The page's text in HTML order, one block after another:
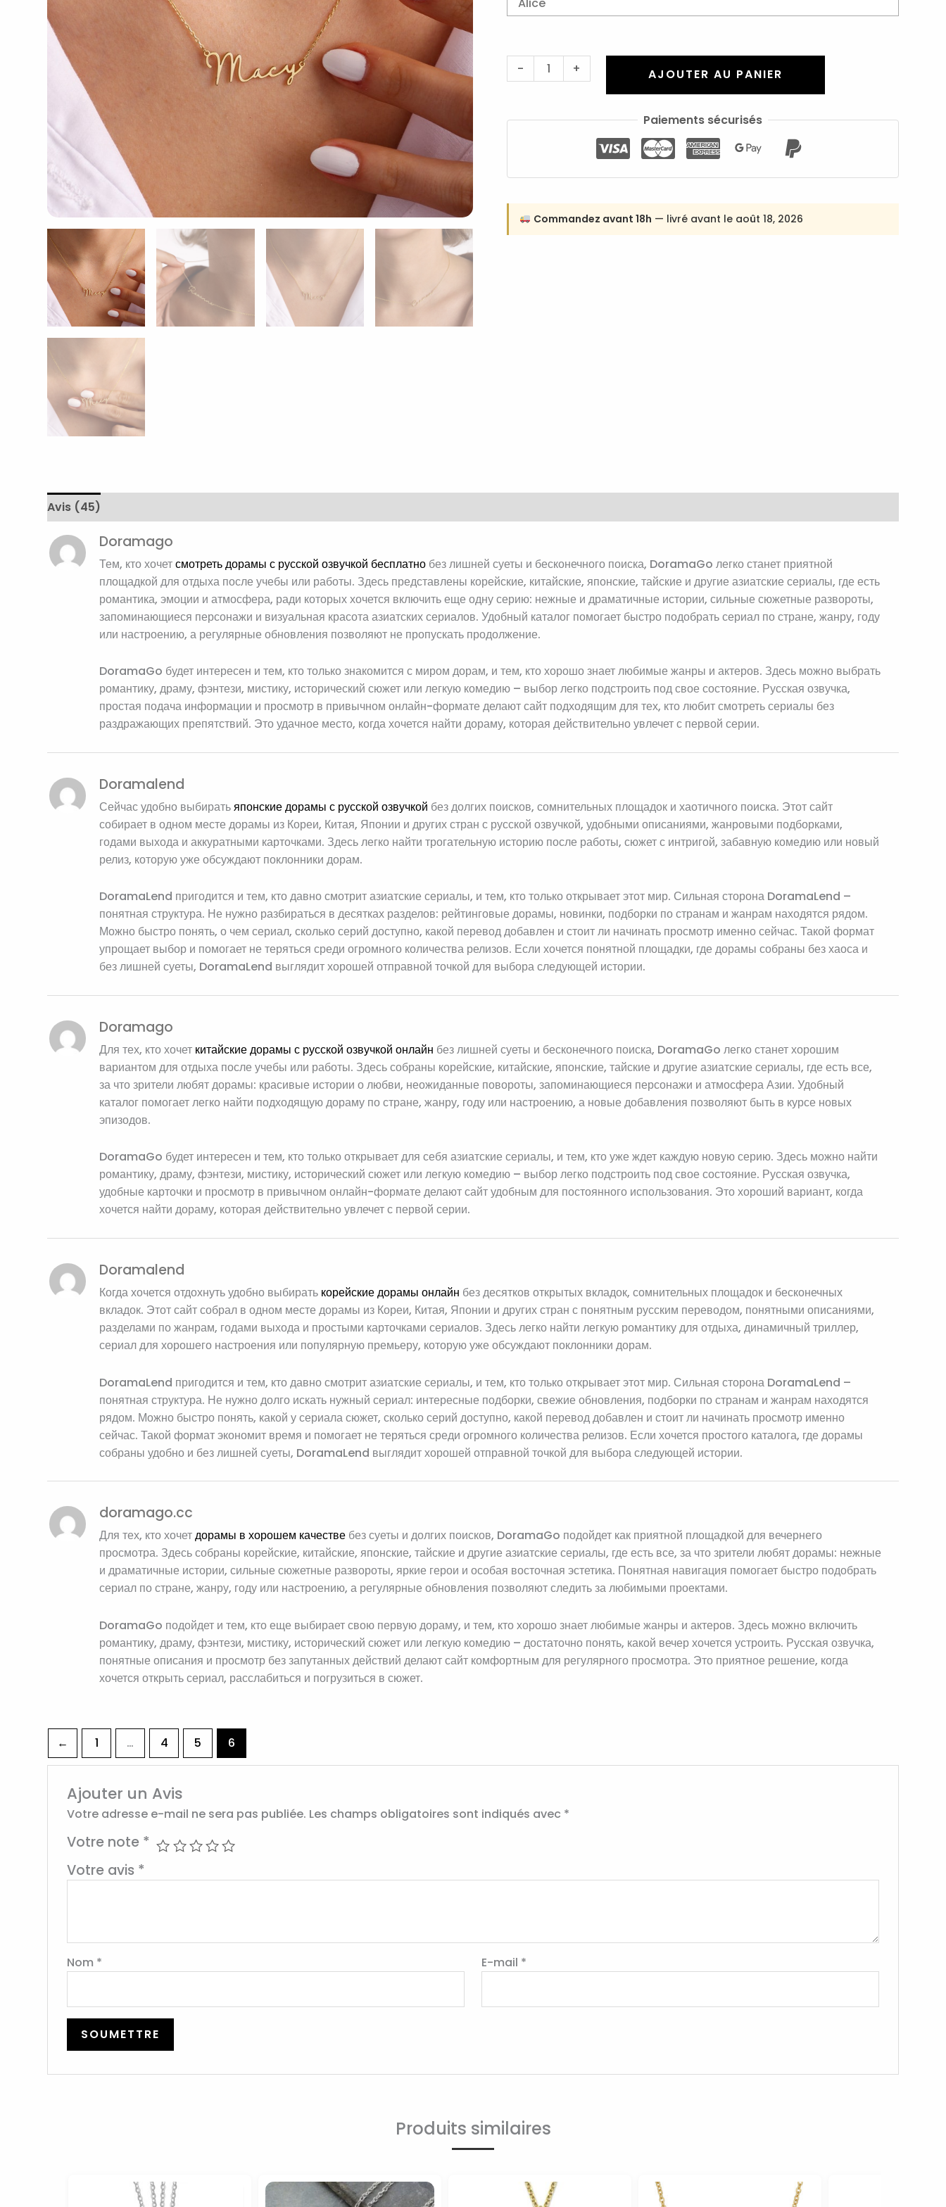
- + AJOUTER AU PANIER
Paiements sécurisés
Commandez avant 18h — livré avant le août 18, 2026
Avis (45)
Doramago
Тем, кто хочетсмотреть дорамы с русской озвучкой бесплатно без лишней суеты и бесконечного поиска, DoramaGo легко станет приятной
площадкой для отдыха после учебы или работы. Здесь представлены корейские, китайские, японские, тайские и другие азиатские сериалы, где есть
романтика, эмоции и атмосфера, ради которых хочется включить еще одну серию: нежные и драматичные истории, сильные сюжетные развороты,
запоминающиеся персонажи и визуальная красота азиатских сериалов. Удобный каталог помогает быстро подобрать сериал по стране, жанру, году
или настроению, а регулярные обновления позволяют не пропускать продолжение.
DoramaGo будет интересен и тем, кто только знакомится с миром дорам, и тем, кто хорошо знает любимые жанры и актеров. Здесь можно выбрать
романтику, драму, фэнтези, мистику, исторический сюжет или легкую комедию – выбор легко подстроить под свое состояние. Русская озвучка,
простая подача информации и просмотр в привычном онлайн-формате делают сайт подходящим для тех, кто любит смотреть сериалы без
раздражающих препятствий. Это удачное место, когда хочется найти дораму, которая действительно увлечет с первой серии.
Doramalend
Сейчас удобно выбиратьяпонские дорамы с русской озвучкой без долгих поисков, сомнительных площадок и хаотичного поиска. Этот сайт
собирает в одном месте дорамы из Кореи, Китая, Японии и других стран с русской озвучкой, удобными описаниями, жанровыми подборками,
годами выхода и аккуратными карточками. Здесь легко найти трогательную историю после работы, сюжет с интригой, забавную комедию или новый
релиз, которую уже обсуждают поклонники дорам.
DoramaLend пригодится и тем, кто давно смотрит азиатские сериалы, и тем, кто только открывает этот мир. Сильная сторона DoramaLend –
понятная структура. Не нужно разбираться в десятках разделов: рейтинговые дорамы, новинки, подборки по странам и жанрам находятся рядом.
Можно быстро понять, о чем сериал, сколько серий доступно, какой перевод добавлен и стоит ли начинать просмотр именно сейчас. Такой формат
упрощает выбор и помогает не теряться среди огромного количества релизов. Если хочется понятной площадки, где дорамы собраны без хаоса и
без лишней суеты, DoramaLend выглядит хорошей отправной точкой для выбора следующей истории.
Doramago
Для тех, кто хочет китайские дорамы с русской озвучкой онлайн без лишней суеты и бесконечного поиска, DoramaGo легко станет хорошим
вариантом для отдыха после учебы или работы. Здесь собраны корейские, китайские, японские, тайские и другие азиатские сериалы, где есть все,
за что зрители любят дорамы: красивые истории о любви, неожиданные повороты, запоминающиеся персонажи и атмосфера Азии. Удобный
каталог помогает легко найти подходящую дораму по стране, жанру, году или настроению, а новые добавления позволяют быть в курсе новых
эпизодов.
DoramaGo будет интересен и тем, кто только открывает для себя азиатские сериалы, и тем, кто уже ждет каждую новую серию. Здесь можно найти
романтику, драму, фэнтези, мистику, исторический сюжет или легкую комедию – выбор легко подстроить под свое состояние. Русская озвучка,
удобные карточки и просмотр в привычном онлайн-формате делают сайт удобным для постоянного использования. Это хороший вариант, когда
хочется найти дораму, которая действительно увлечет с первой серии.
Doramalend
Когда хочется отдохнуть удобно выбирать корейские дорамы онлайн без десятков открытых вкладок, сомнительных площадок и бесконечных
вкладок. Этот сайт собрал в одном месте дорамы из Кореи, Китая, Японии и других стран с понятным русским переводом, понятными описаниями,
разделами по жанрам, годами выхода и простыми карточками сериалов. Здесь легко найти легкую романтику для отдыха, динамичный триллер,
сериал для хорошего настроения или популярную премьеру, которую уже обсуждают поклонники дорам.
DoramaLend пригодится и тем, кто давно смотрит азиатские сериалы, и тем, кто только открывает этот мир. Сильная сторона DoramaLend –
понятная структура. Не нужно долго искать нужный сериал: интересные подборки, свежие обновления, подборки по странам и жанрам находятся
рядом. Можно быстро понять, какой у сериала сюжет, сколько серий доступно, какой перевод добавлен и стоит ли начинать просмотр именно
сейчас. Такой формат экономит время и помогает не теряться среди огромного количества релизов. Если хочется простого каталога, где дорамы
собраны удобно и без лишней суеты, DoramaLend выглядит хорошей отправной точкой для выбора следующей истории.
doramago.cc
Для тех, кто хочетдорамы в хорошем качестве без суеты и долгих поисков, DoramaGo подойдет как приятной площадкой для вечернего
просмотра. Здесь собраны корейские, китайские, японские, тайские и другие азиатские сериалы, где есть все, за что зрители любят дорамы: нежные
и драматичные истории, сильные сюжетные развороты, яркие герои и особая восточная эстетика. Понятная навигация помогает быстро подобрать
сериал по стране, жанру, году или настроению, а регулярные обновления позволяют следить за любимыми проектами.
DoramaGo подойдет и тем, кто еще выбирает свою первую дораму, и тем, кто хорошо знает любимые жанры и актеров. Здесь можно включить
романтику, драму, фэнтези, мистику, исторический сюжет или легкую комедию – достаточно понять, какой вечер хочется устроить. Русская озвучка,
понятные описания и просмотр без запутанных действий делают сайт комфортным для регулярного просмотра. Это приятное решение, когда
хочется открыть сериал, расслабиться и погрузиться в сюжет.
← 1 … 4 5 6
Ajouter un Avis
Votre adresse e-mail ne sera pas publiée. Les champs obligatoires sont indiqués avec *
Votre note *
Votre avis *
Nom * E-mail *
Produits similaires
Le
prix